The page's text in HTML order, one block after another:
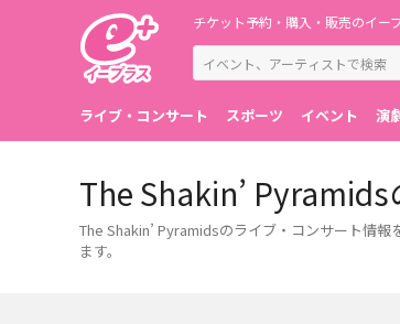
チケット予約・購入・販売のイー
ライブ・コンサート スポーツ イベント 演
The Shakin’
The Shakin’ Pyramidsのライブ・コンサート情
ます。